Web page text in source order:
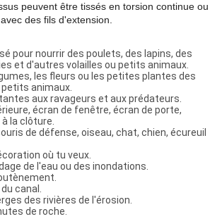
peuvent être tissés en torsion continue ou
des fils d'extension.
pour nourrir des poulets, des lapins, des
et d'autres volailles ou petits animaux.
les fleurs ou les petites plantes des
animaux.
aux ravageurs et aux prédateurs.
écran de fenêtre, écran de porte,
la clôture.
de défense, oiseau, chat, chien, écureuil
où tu veux.
de l'eau ou des inondations.
canal.
des rivières de l'érosion.
de roche.